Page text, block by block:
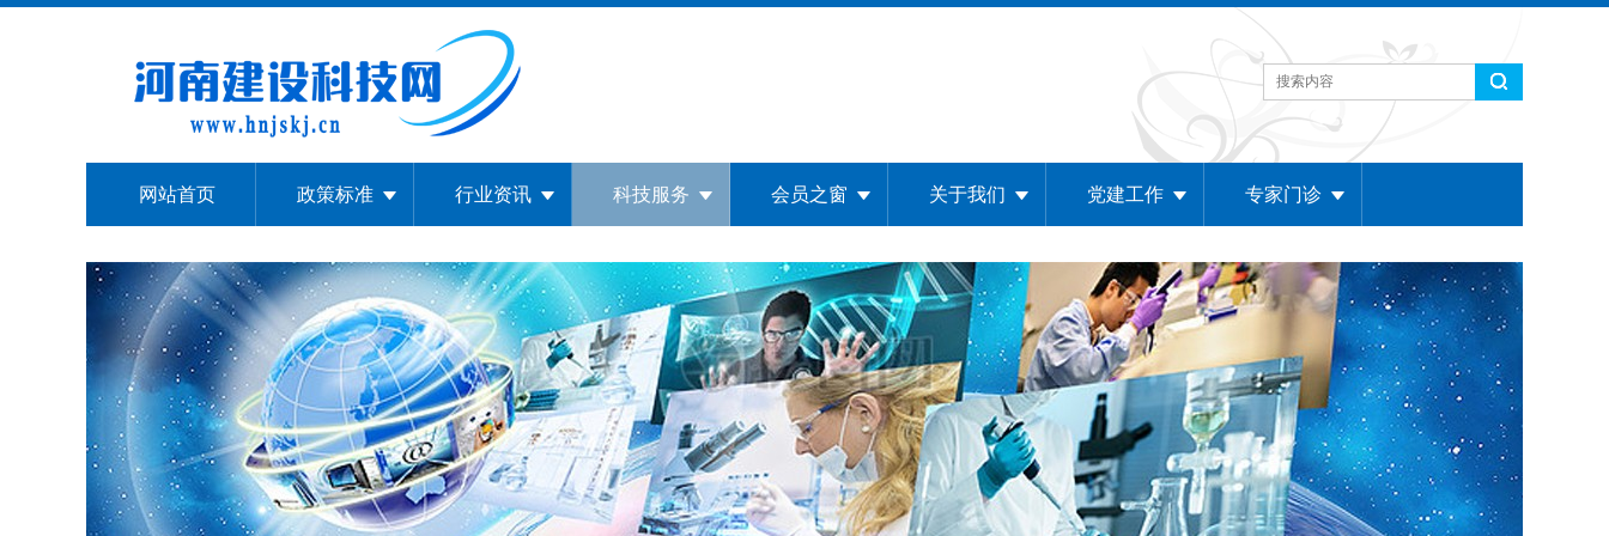
网站首页 政策标准 行业资讯 科技服务 会员之窗 关于我们 党建工作 专家门诊